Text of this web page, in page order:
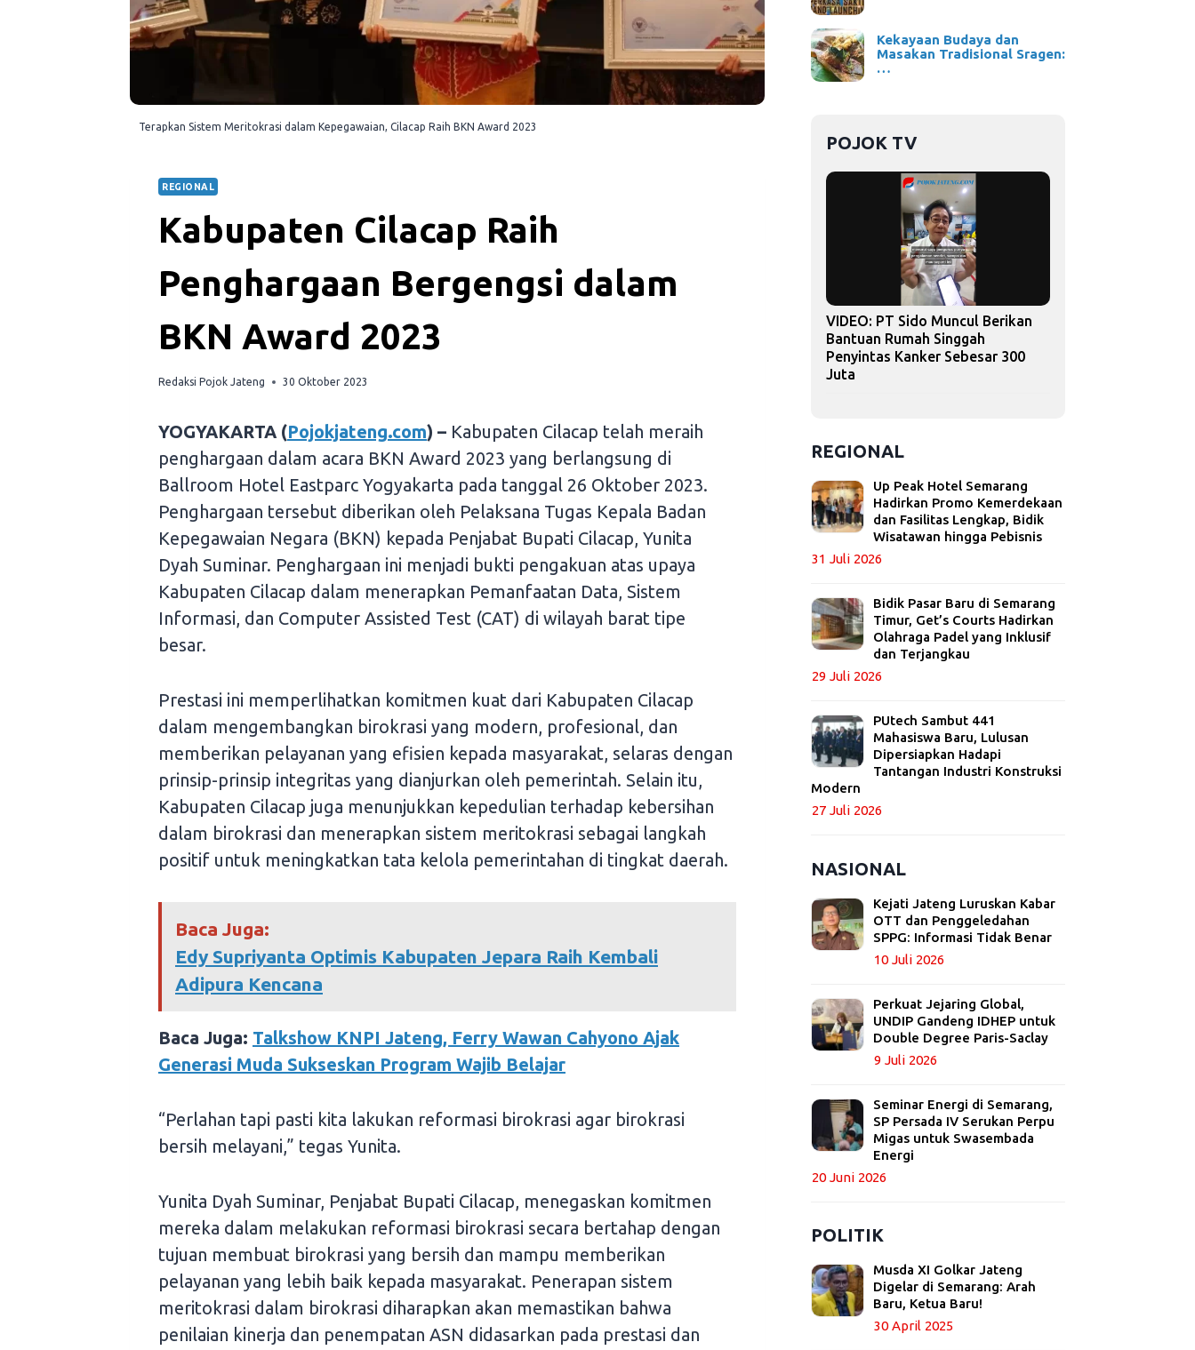
Terapkan Sistem Meritokrasi dalam Kepegawaian, Cilacap Raih BKN Award 2023
REGIONAL
Kabupaten Cilacap Raih
Penghargaan Bergengsi dalam
BKN Award 2023
Redaksi Pojok Jateng 30 Oktober 2023
YOGYAKARTA (Pojokjateng.com) – Kabupaten Cilacap telah meraih
penghargaan dalam acara BKN Award 2023 yang berlangsung di
Ballroom Hotel Eastparc Yogyakarta pada tanggal 26 Oktober 2023.
Penghargaan tersebut diberikan oleh Pelaksana Tugas Kepala Badan
Kepegawaian Negara (BKN) kepada Penjabat Bupati Cilacap, Yunita
Dyah Suminar. Penghargaan ini menjadi bukti pengakuan atas upaya
Kabupaten Cilacap dalam menerapkan Pemanfaatan Data, Sistem
Informasi, dan Computer Assisted Test (CAT) di wilayah barat tipe
besar.
Prestasi ini memperlihatkan komitmen kuat dari Kabupaten Cilacap
dalam mengembangkan birokrasi yang modern, profesional, dan
memberikan pelayanan yang efisien kepada masyarakat, selaras dengan
prinsip-prinsip integritas yang dianjurkan oleh pemerintah. Selain itu,
Kabupaten Cilacap juga menunjukkan kepedulian terhadap kebersihan
dalam birokrasi dan menerapkan sistem meritokrasi sebagai langkah
positif untuk meningkatkan tata kelola pemerintahan di tingkat daerah.
Baca Juga:
Edy Supriyanta Optimis Kabupaten Jepara Raih Kembali
Adipura Kencana
Baca Juga: Talkshow KNPI Jateng, Ferry Wawan Cahyono Ajak
Generasi Muda Sukseskan Program Wajib Belajar
“Perlahan tapi pasti kita lakukan reformasi birokrasi agar birokrasi
bersih melayani,” tegas Yunita.
Yunita Dyah Suminar, Penjabat Bupati Cilacap, menegaskan komitmen
mereka dalam melakukan reformasi birokrasi secara bertahap dengan
tujuan membuat birokrasi yang bersih dan mampu memberikan
pelayanan yang lebih baik kepada masyarakat. Penerapan sistem
meritokrasi dalam birokrasi diharapkan akan memastikan bahwa
penilaian kinerja dan penempatan ASN didasarkan pada prestasi dan
Kekayaan Budaya dan
Masakan Tradisional Sragen:
…
POJOK TV
VIDEO: PT Sido Muncul Berikan
Bantuan Rumah Singgah
Penyintas Kanker Sebesar 300
Juta
REGIONAL
Up Peak Hotel Semarang
Hadirkan Promo Kemerdekaan
dan Fasilitas Lengkap, Bidik
Wisatawan hingga Pebisnis
31 Juli 2026
Bidik Pasar Baru di Semarang
Timur, Get’s Courts Hadirkan
Olahraga Padel yang Inklusif
dan Terjangkau
29 Juli 2026
PUtech Sambut 441
Mahasiswa Baru, Lulusan
Dipersiapkan Hadapi
Tantangan Industri Konstruksi
Modern
27 Juli 2026
NASIONAL
Kejati Jateng Luruskan Kabar
OTT dan Penggeledahan
SPPG: Informasi Tidak Benar
10 Juli 2026
Perkuat Jejaring Global,
UNDIP Gandeng IDHEP untuk
Double Degree Paris-Saclay
9 Juli 2026
Seminar Energi di Semarang,
SP Persada IV Serukan Perpu
Migas untuk Swasembada
Energi
20 Juni 2026
POLITIK
Musda XI Golkar Jateng
Digelar di Semarang: Arah
Baru, Ketua Baru!
30 April 2025